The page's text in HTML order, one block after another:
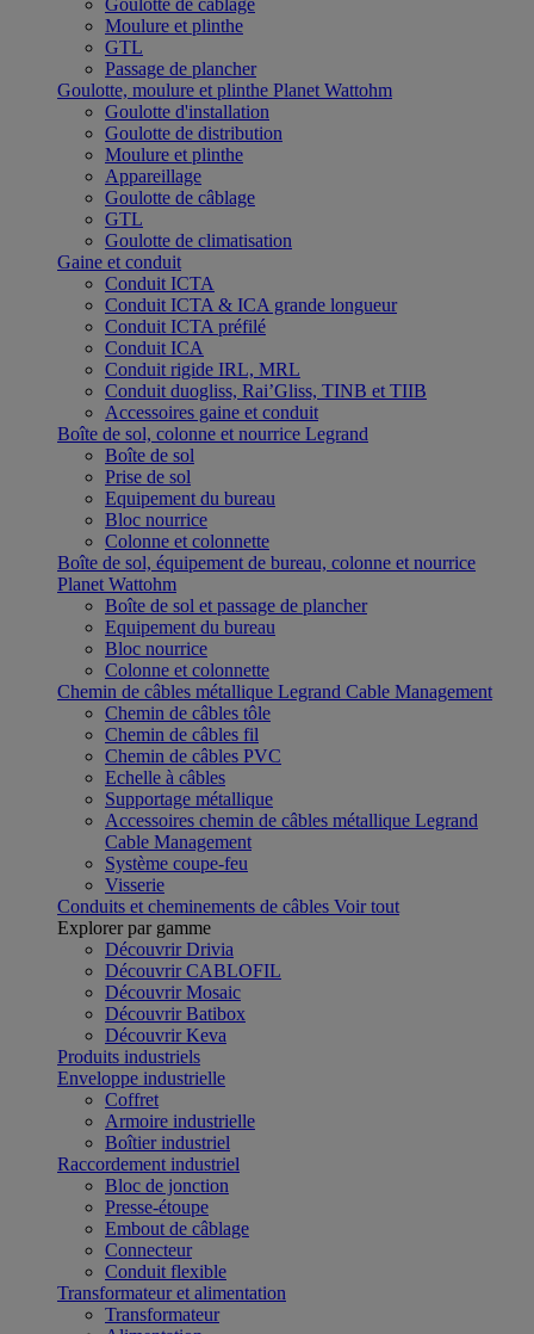
Goulotte de câblage
Moulure et plinthe
GTL
Passage de plancher
Goulotte, moulure et plinthe Planet Wattohm
Goulotte d'installation
Goulotte de distribution
Moulure et plinthe
Appareillage
Goulotte de câblage
GTL
Goulotte de climatisation
Gaine et conduit
Conduit ICTA
Conduit ICTA & ICA grande longueur
Conduit ICTA préfilé
Conduit ICA
Conduit rigide IRL, MRL
Conduit duogliss, Rai’Gliss, TINB et TIIB
Accessoires gaine et conduit
Boîte de sol, colonne et nourrice Legrand
Boîte de sol
Prise de sol
Equipement du bureau
Bloc nourrice
Colonne et colonnette
Boîte de sol, équipement de bureau, colonne et nourrice
Planet Wattohm
Boîte de sol et passage de plancher
Equipement du bureau
Bloc nourrice
Colonne et colonnette
Chemin de câbles métallique Legrand Cable Management
Chemin de câbles tôle
Chemin de câbles fil
Chemin de câbles PVC
Echelle à câbles
Supportage métallique
Accessoires chemin de câbles métallique Legrand
Cable Management
Système coupe-feu
Visserie
Conduits et cheminements de câbles Voir tout
Explorer par gamme
Découvrir Drivia
Découvrir CABLOFIL
Découvrir Mosaic
Découvrir Batibox
Découvrir Keva
Produits industriels
Enveloppe industrielle
Coffret
Armoire industrielle
Boîtier industriel
Raccordement industriel
Bloc de jonction
Presse-étoupe
Embout de câblage
Connecteur
Conduit flexible
Transformateur et alimentation
Transformateur